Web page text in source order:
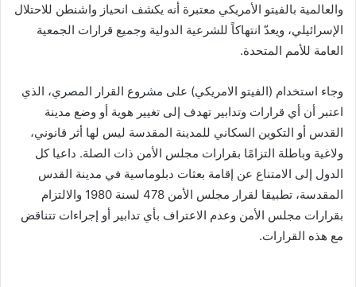
والعالمية بالفيتو الأمريكي معتبرة أنه يكشف انحياز واشنطن للاحتلال
الإسرائيلي، ويعدّ انتهاكاً للشرعية الدولية وجميع قرارات الجمعية
العامة للأمم المتحدة.
وجاء استخدام (الفيتو الامريكي) على مشروع القرار المصري، الذي
اعتبر أن أي قرارات وتدابير تهدف إلى تغيير هوية أو وضع مدينة
القدس أو التكوين السكاني للمدينة المقدسة ليس لها أثر قانوني،
ولاغية وباطلة التزامًا بقرارات مجلس الأمن ذات الصلة. داعيا كل
الدول إلى الامتناع عن إقامة بعثات دبلوماسية في مدينة القدس
المقدسة، تطبيقا لقرار مجلس الأمن 478 لسنة 1980 والالتزام
بقرارات مجلس الأمن وعدم الاعتراف بأي تدابير أو إجراءات تتناقض
مع هذه القرارات.